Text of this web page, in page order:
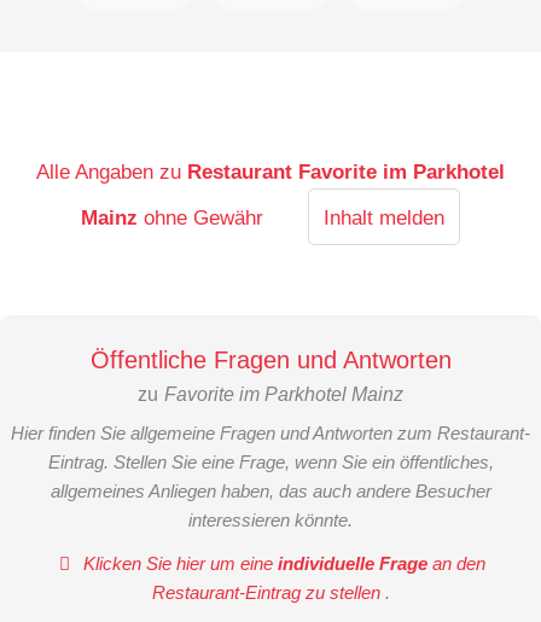
Alle Angaben zu Restaurant Favorite im Parkhotel
Mainz ohne Gewähr Inhalt melden
Öffentliche Fragen und Antworten
zu Favorite im Parkhotel Mainz
Hier finden Sie allgemeine Fragen und Antworten zum Restaurant-
Eintrag. Stellen Sie eine Frage, wenn Sie ein öffentliches,
allgemeines Anliegen haben, das auch andere Besucher
interessieren könnte.
Klicken Sie hier um eineindividuelle Frage an den
Restaurant-Eintrag zu stellen .